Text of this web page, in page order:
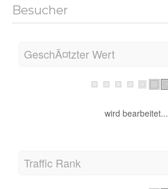
Besucher
GeschÃ¤tzter Wert
wird bearbeitet...
Traffic Rank